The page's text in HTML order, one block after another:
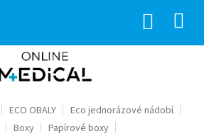
ECO OBALY
Eco jednorázové nádobí
Boxy
Papírové boxy